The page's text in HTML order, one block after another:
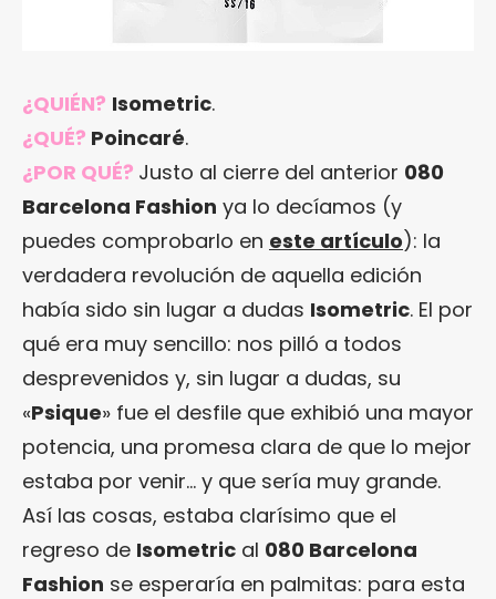
¿QUIÉN? Isometric.
¿QUÉ? Poincaré.
¿POR QUÉ? Justo al cierre del anterior 080
Barcelona Fashion ya lo decíamos (y
puedes comprobarlo en este artículo): la
verdadera revolución de aquella edición
había sido sin lugar a dudas Isometric. El por
qué era muy sencillo: nos pilló a todos
desprevenidos y, sin lugar a dudas, su
«Psique» fue el desfile que exhibió una mayor
potencia, una promesa clara de que lo mejor
estaba por venir… y que sería muy grande.
Así las cosas, estaba clarísimo que el
regreso de Isometric al 080 Barcelona
Fashion se esperaría en palmitas: para esta